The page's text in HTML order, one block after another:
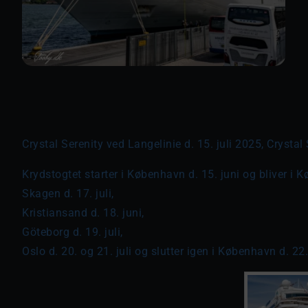
Crystal Serenity ved Langelinie d. 15. juli 2025,
Krydstogtet starter i København d. 15. juni og bliver i
Skagen d. 17. juli,
Kristiansand d. 18. juni,
Göteborg d. 19. juli,
Oslo d. 20. og 21. juli og slutter igen i København d.